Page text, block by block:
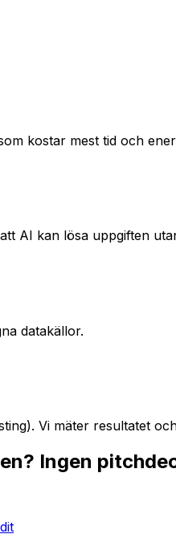
kostar mest tid och
AI kan lösa uppgiften
datakällor.
Vi mäter resultatet
Ingen